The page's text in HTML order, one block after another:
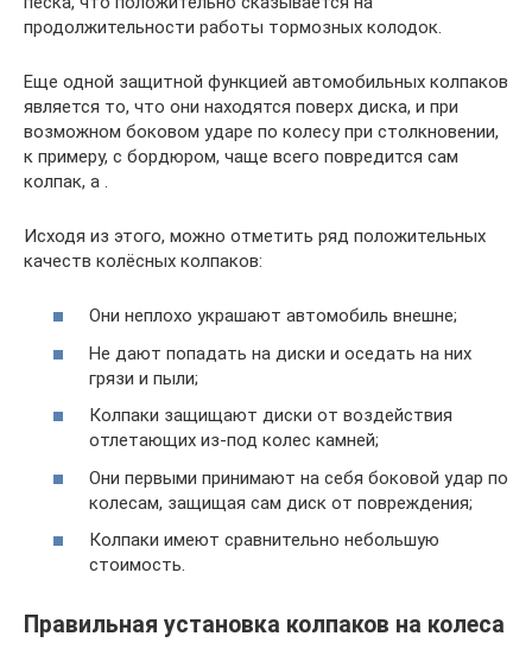
продолжительности работы тормозных колодок.
Еще одной защитной функцией автомобильных колпаков
является то, что они находятся поверх диска, и при
возможном боковом ударе по колесу при столкновении,
к примеру, с бордюром, чаще всего повредится сам
колпак, а .
Исходя из этого, можно отметить ряд положительных
качеств колёсных колпаков:
Они неплохо украшают автомобиль внешне;
Не дают попадать на диски и оседать на них
грязи и пыли;
Колпаки защищают диски от воздействия
отлетающих из-под колес камней;
Они первыми принимают на себя боковой удар по
колесам, защищая сам диск от повреждения;
Колпаки имеют сравнительно небольшую
стоимость.
Правильная установка колпаков на колеса